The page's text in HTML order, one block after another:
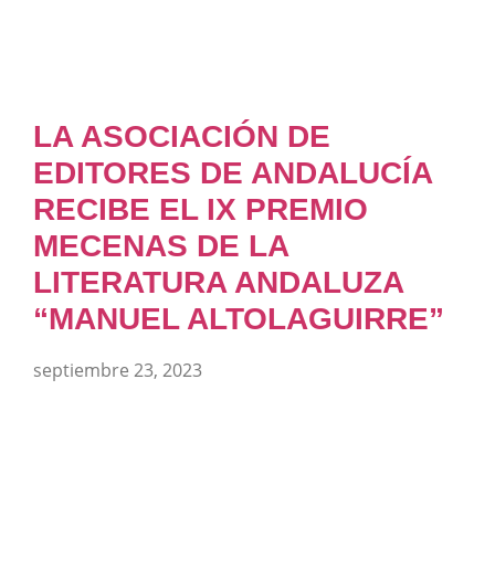
LA ASOCIACIÓN DE
EDITORES DE ANDALUCÍA
RECIBE EL IX PREMIO
MECENAS DE LA
LITERATURA ANDALUZA
“MANUEL ALTOLAGUIRRE”
septiembre 23, 2023